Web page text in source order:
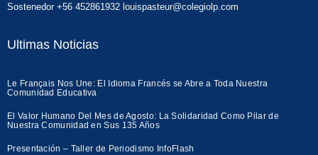
Sostenedor +56 452861932 louispasteur@colegiolp.com
Ultimas Noticias
Le Français Nos Une: El Idioma Francés se Abre a Toda Nuestra
Comunidad Educativa
El Valor Humano Del Mes de Agosto: La Solidaridad Como Pilar de
Nuestra Comunidad en Sus 135 Años
Presentación – Taller de Periodismo InfoFlash